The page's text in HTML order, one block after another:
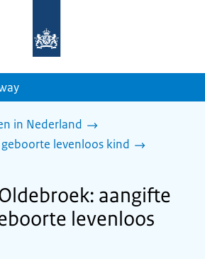
homepage
in Nederland
levenloos kind
aangifte
levenloos